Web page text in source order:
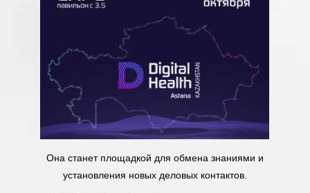
Она станет площадкой для обмена знаниями и
установления новых деловых контактов.